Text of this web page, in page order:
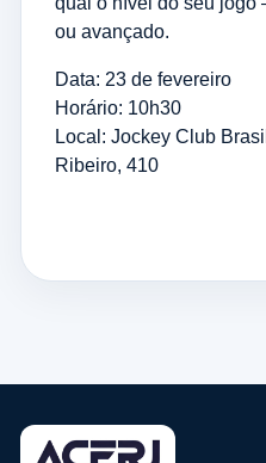
ou avançado.
Data: 23 de fevereiro
Horário: 10h30
Local: Jockey Club
Ribeiro, 410